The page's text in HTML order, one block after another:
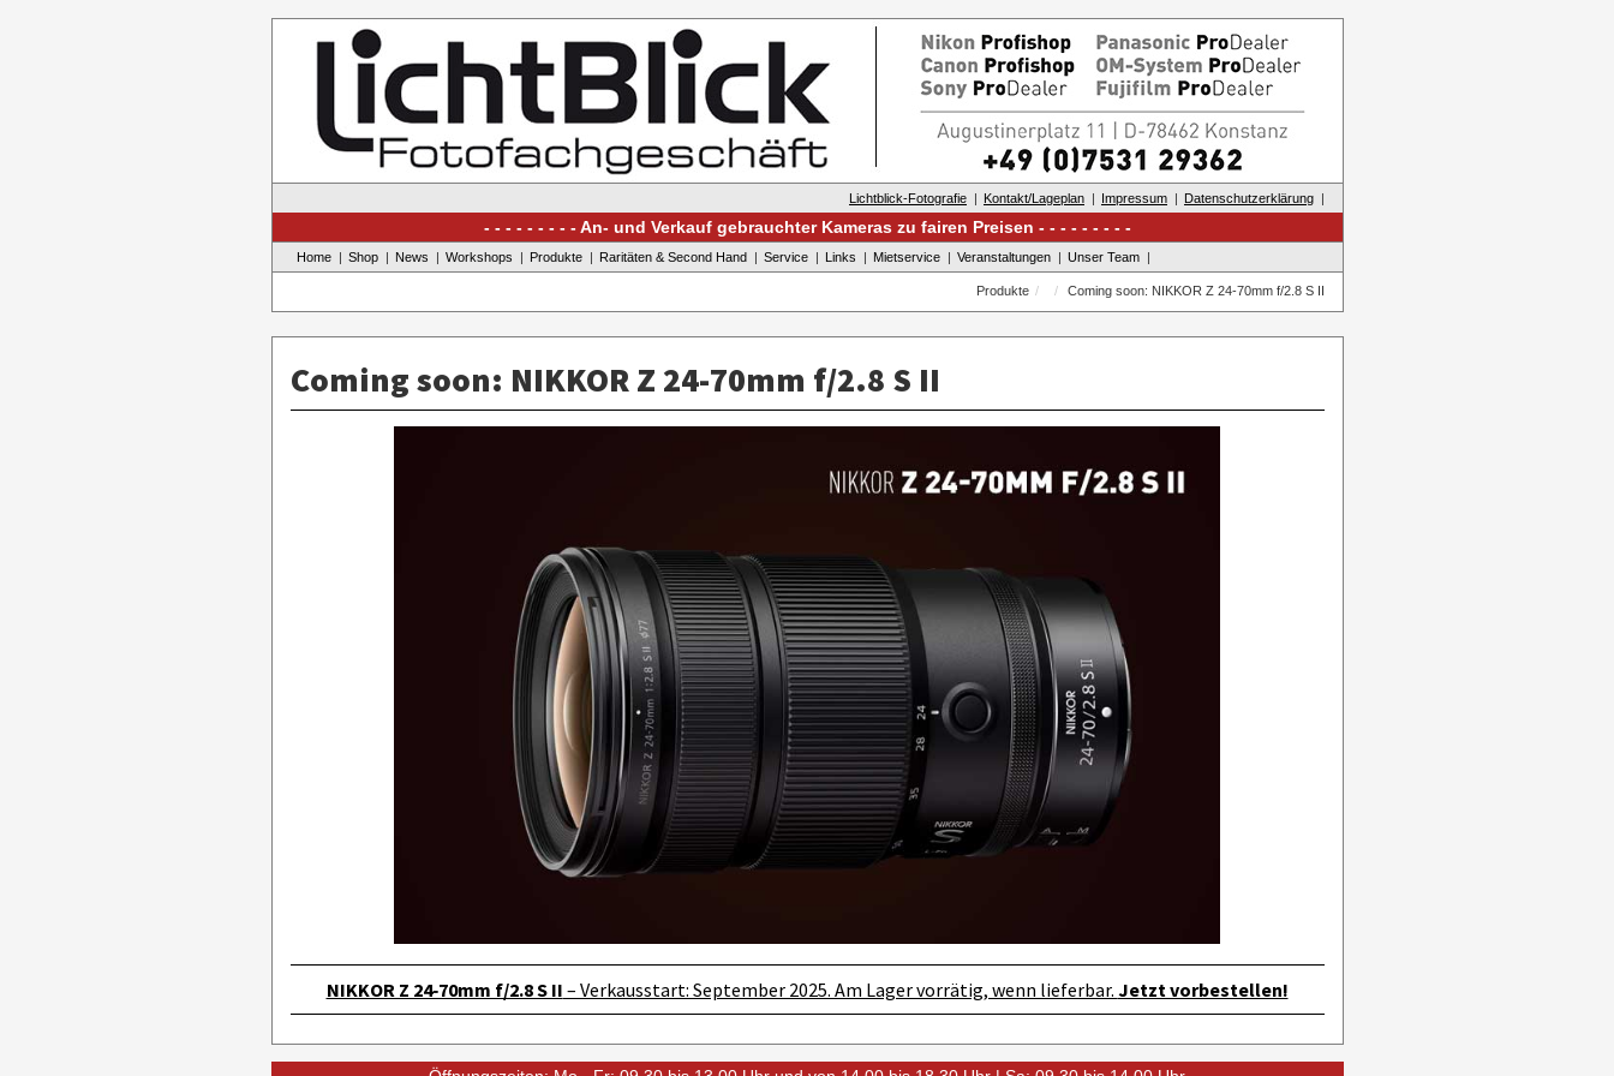
Lichtblick-Fotografie Kontakt/Lageplan Impressum Datenschutzerklärung
An- und Verkauf gebrauchter Kameras zu fairen Preisen
Home Shop News Workshops Produkte Raritäten & Second Hand Service Links Mietservice Veranstaltungen Unser Team
Produkte Coming soon: NIKKOR Z 24-70mm f/2.8 S II
Coming soon: NIKKOR Z 24-70mm f/2.8 S II
NIKKOR Z 24‑70mm f/2.8 S II – Verkausstart: September 2025. Am Lager vorrätig, wenn lieferbar. Jetzt vorbestellen!